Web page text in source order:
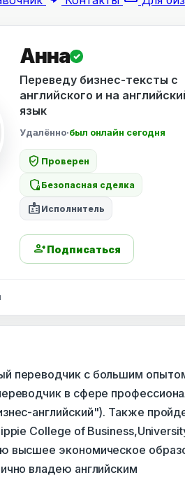
Aнна ✓
Переведу бизнес-тексты с
английского и на
язык
Удалённо·был онлайн сегодня
verified_user Проверен
shield_locked Безопасная сделка
badge Исполнитель
person_addПодписаться
переводчик с большим
в сфере
английский"). Также
College of
высшее экономическое
владею английским